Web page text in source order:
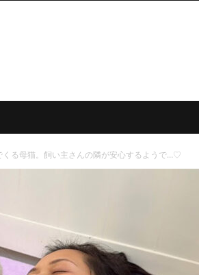
る母猫。飼い主さんの隣が安心するようで…♡